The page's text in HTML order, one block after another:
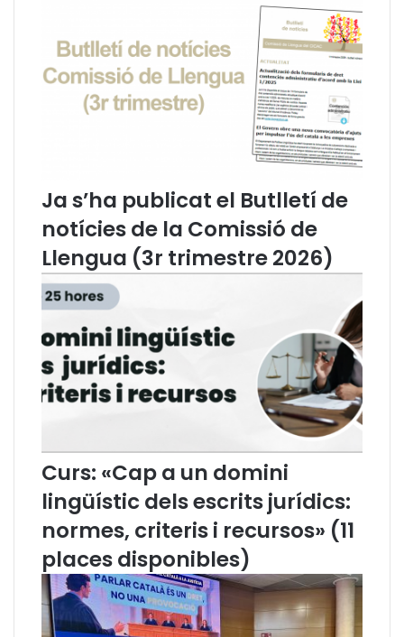
a
l
à
r
t
a
:
"
E
l
T
J
o
T
S
s
?
N
o
a
a
c
r
e
l
f
d
a
ó
a
r
ó
d
e
T
V
Ja s’ha publicat el Butlletí de
notícies de la Comissió de
Llengua (3r trimestre 2026)
Curs: «Cap a un domini
lingüístic dels escrits jurídics:
normes, criteris i recursos» (11
places disponibles)